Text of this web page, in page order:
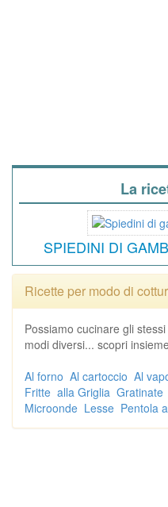
La
SPIEDINI DI
Ricette per modo di
Possiamo cucinare gli
modi diversi... scopri
Al forno Al cartoccio Al
Fritte alla Griglia Gratinate
Microonde Lesse Pentola